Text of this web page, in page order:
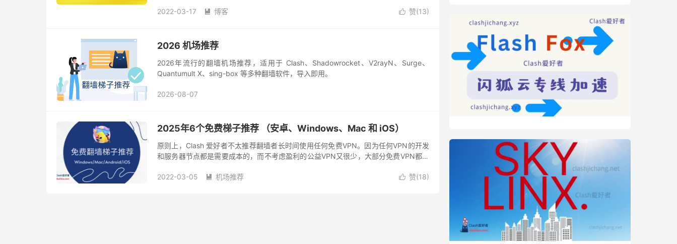
 赞(13)
2022-03-17  博客
2026 机场推荐
2026年流行的翻墙机场推荐，适用于 Clash、Shadowrocket、V2rayN、Surge、
Quantumult X、sing-box 等多种翻墙软件，导入即用。
2026-08-07
2025年6个免费梯子推荐 （安卓、Windows、Mac 和 iOS）
原则上，Clash 爱好者不太推荐翻墙者长时间使用任何免费VPN。因为任何VPN的开发
和服务器节点都是需要成本的，而不考虑盈利的公益VPN又很少，大部分免费VPN都通
 赞(18)
2022-03-05  机场推荐